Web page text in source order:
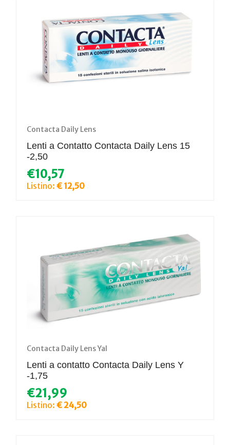
Contacta Daily Lens
Lenti a Contatto Contacta Daily Lens 15
-2,50
€10,57
Listino: € 12,50
Contacta Daily Lens Yal
Lenti a contatto Contacta Daily Lens Y
-1,75
€21,99
Listino: € 24,50